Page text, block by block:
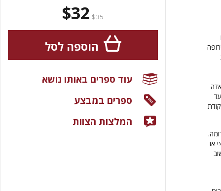
או
$35
$32
הוספה לסל
עוד ספרים באותו נושא
ספרים במבצע
המלצות הצוות